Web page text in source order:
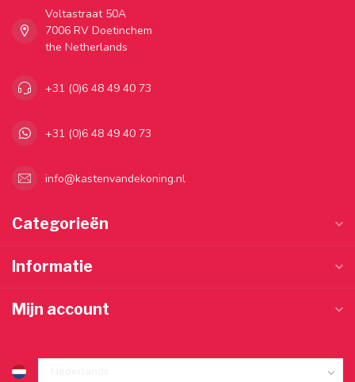
Voltastraat 50A
7006 RV Doetinchem
the Netherlands
+31 (0)6 48 49 40 73
+31 (0)6 48 49 40 73
info@kastenvandekoning.nl
Categorieën
Informatie
Mijn account